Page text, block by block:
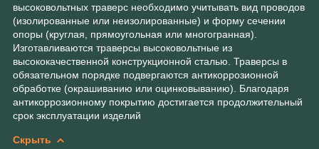
высоковольтных траверс необходимо учитывать вид проводов
(изолированные или неизолированные) и форму сечении
опоры (круглая, прямоугольная или многогранная).
Изготавливаются траверсы высоковольтные из
высококачественной конструкционной сталью. Траверсы в
обязательном порядке подвергаются антикоррозионной
обработке (окрашиванию или оцинковыванию). Благодаря
антикоррозионному покрытию достигается продолжительный
срок эксплуатации изделий
Скрыть